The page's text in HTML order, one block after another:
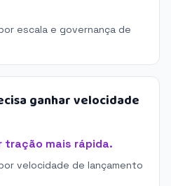
escala e governança de
ganhar velocidade
tração mais rápida.
velocidade de lançamento